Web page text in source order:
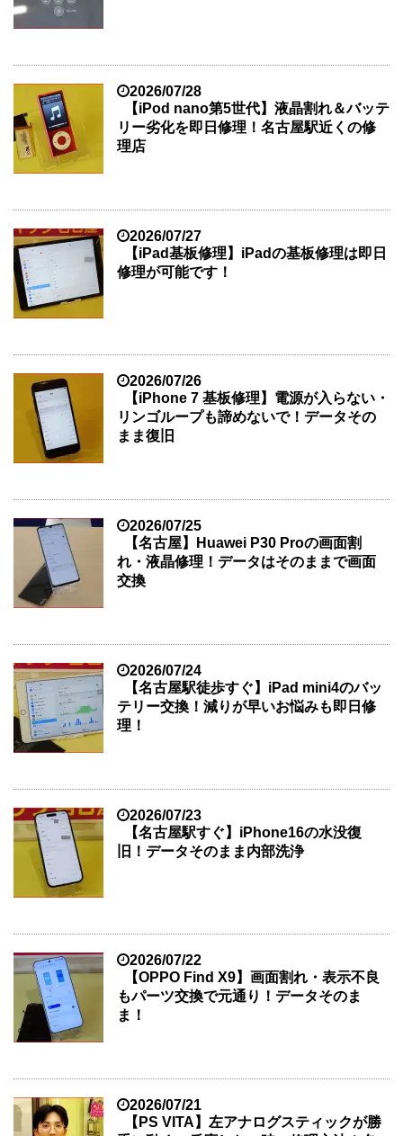
2026/07/28
【iPod nano第5世代】液晶割れ＆バッテ
リー劣化を即日修理！名古屋駅近くの修
理店
2026/07/27
【iPad基板修理】iPadの基板修理は即日
修理が可能です！
2026/07/26
【iPhone 7 基板修理】電源が入らない・
リンゴループも諦めないで！データその
まま復旧
2026/07/25
【名古屋】Huawei P30 Proの画面割
れ・液晶修理！データはそのままで画面
交換
2026/07/24
【名古屋駅徒歩すぐ】iPad mini4のバッ
テリー交換！減りが早いお悩みも即日修
理！
2026/07/23
【名古屋駅すぐ】iPhone16の水没復
旧！データそのまま内部洗浄
2026/07/22
【OPPO Find X9】画面割れ・表示不良
もパーツ交換で元通り！データそのま
ま！
2026/07/21
【PS VITA】左アナログスティックが勝